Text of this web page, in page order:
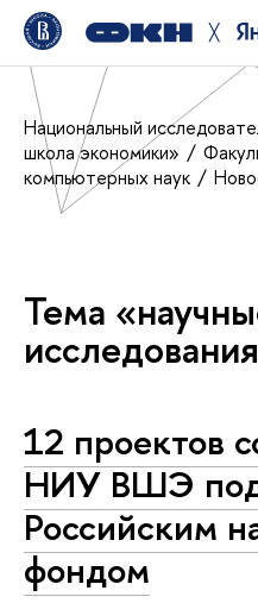
╳
Национальный
школа экономики»
компьютерных наук
Тема
12 проектов
НИУ ВШЭ
Российским
фондом